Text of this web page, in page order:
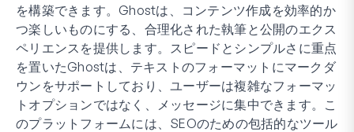
を構築できます。Ghostは、コンテンツ作成を効率的か
つ楽しいものにする、合理化された執筆と公開のエクス
ペリエンスを提供します。スピードとシンプルさに重点
を置いたGhostは、テキストのフォーマットにマークダ
ウンをサポートしており、ユーザーは複雑なフォーマッ
トオプションではなく、メッセージに集中できます。こ
のプラットフォームには、SEOのための包括的なツール